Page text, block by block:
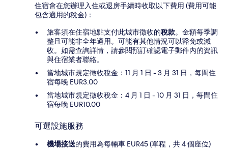
住宿會在您辦理入住或退房手續時收取以下費用 (費用可能
包含適用的稅金)：
旅客須在住宿地點支付此城市徴收的稅款。金額每季調
整且可能非全年適用。可能有其他情況可以豁免或減
收。如需查詢詳情，請參閱預訂確認電子郵件內的資訊
與住宿業者聯絡。
當地城市規定徵收稅金：11 月 1 日 - 3 月 31 日，每間住
宿每晚 EUR3.00
當地城市規定徵收稅金：4 月 1 日 - 10 月 31 日，每間住
宿每晚 EUR10.00
可選設施服務
機場接送的費用為每輛車 EUR45 (單程，共 4 個座位)